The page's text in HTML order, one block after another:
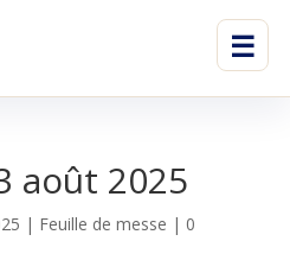
☰
août 2025
| Feuille de messe | 0